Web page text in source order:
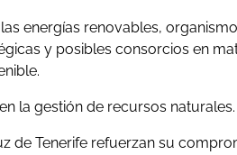
energías renovables,
y posibles consorcios en
la gestión de recursos naturales.
de Tenerife refuerzan su